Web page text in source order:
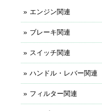
エンジン関連
ブレーキ関連
スイッチ関連
ハンドル・レバー関連
フィルター関連